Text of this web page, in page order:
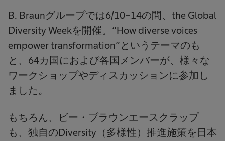
B. Braunグループでは6/10-14の間、the Global
Diversity Weekを開催。“How diverse voices
empower transformation”というテーマのも
と、64カ国におよび各国メンバーが、様々な
ワークショップやディスカッションに参加し
ました。
もちろん、ビー・ブラウンエースクラップ
も、独自のDiversity（多様性）推進施策を日本